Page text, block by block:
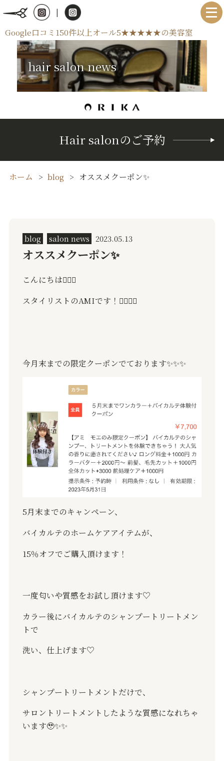
|
Google口コミ150件以上オール5★★★★★の美容室
hair salon news
Hair salonのご予約
ホーム blog オススメクーポン✨
blog salon news 2023.05.13
オススメクーポン✨
こんにちは🙇🏻‍♂️
スタイリストのAMIです！ 🙇🏻‍♂️✨
今月末までの限定クーポンでております✨✨✨
5月末までのキャンペーン、
バイカルテのホームケアアイテムが、
15％オフでご購入頂けます！
一度匂いや質感をお試し頂けます♡
カラー後にバイカルテのシャンプートリートメン
トで
洗い、仕上げます♡
シャンプートリートメントだけで、
サロントリートメントしたような質感になれちゃ
います🥹✨✨